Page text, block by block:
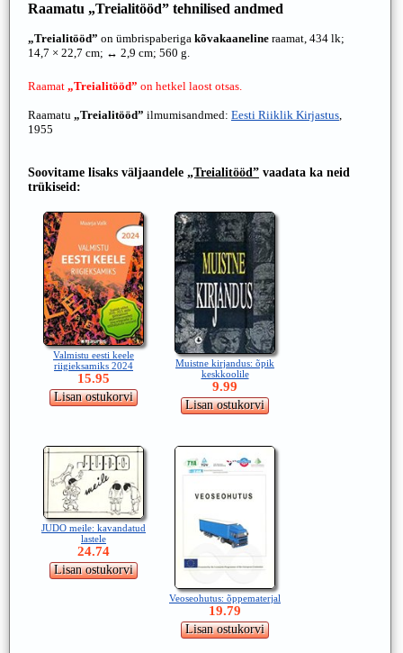
Raamatu „Treialitööd” tehnilised andmed
„Treialitööd” on ümbrispaberiga kõvakaaneline raamat, 434 lk;
14,7 × 22,7 cm; ↔ 2,9 cm; 560 g.
Raamat „Treialitööd” on hetkel laost otsas.
Raamatu „Treialitööd” ilmumisandmed: Eesti Riiklik Kirjastus,
1955
Soovitame lisaks väljaandele „Treialitööd” vaadata ka neid
trükiseid:
Valmistu eesti keele
riigieksamiks 2024
15.95
Muistne kirjandus: õpik
keskkoolile
9.99
JUDO meile: kavandatud
lastele
24.74
Veoseohutus: õppematerjal
19.79